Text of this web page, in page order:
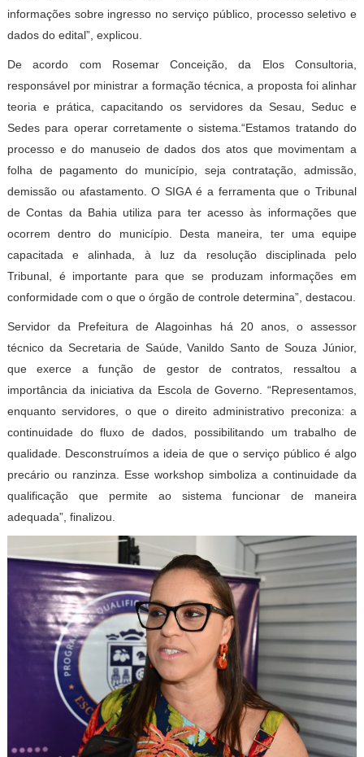
informações sobre ingresso no serviço público, processo seletivo e
dados do edital”, explicou.
De acordo com Rosemar Conceição, da Elos Consultoria,
responsável por ministrar a formação técnica, a proposta foi alinhar
teoria e prática, capacitando os servidores da Sesau, Seduc e
Sedes para operar corretamente o sistema.“Estamos tratando do
processo e do manuseio de dados dos atos que movimentam a
folha de pagamento do município, seja contratação, admissão,
demissão ou afastamento. O SIGA é a ferramenta que o Tribunal
de Contas da Bahia utiliza para ter acesso às informações que
ocorrem dentro do município. Desta maneira, ter uma equipe
capacitada e alinhada, à luz da resolução disciplinada pelo
Tribunal, é importante para que se produzam informações em
conformidade com o que o órgão de controle determina”, destacou.
Servidor da Prefeitura de Alagoinhas há 20 anos, o assessor
técnico da Secretaria de Saúde, Vanildo Santo de Souza Júnior,
que exerce a função de gestor de contratos, ressaltou a
importância da iniciativa da Escola de Governo. “Representamos,
enquanto servidores, o que o direito administrativo preconiza: a
continuidade do fluxo de dados, possibilitando um trabalho de
qualidade. Desconstruímos a ideia de que o serviço público é algo
precário ou ranzinza. Esse workshop simboliza a continuidade da
qualificação que permite ao sistema funcionar de maneira
adequada”, finalizou.